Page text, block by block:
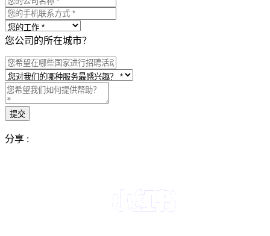
您公司的所在城市？
分享 :